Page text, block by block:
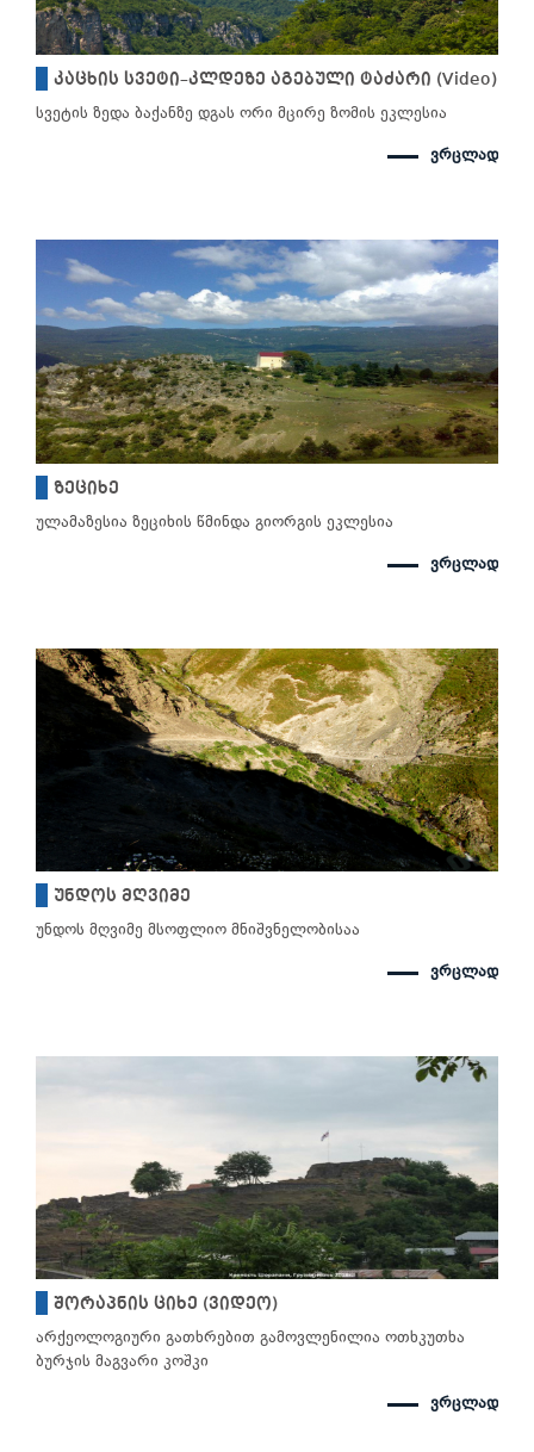
კაცხის სვეტი–კლდეზე აგებული ტაძარი (Video)
სვეტის ზედა ბაქანზე დგას ორი მცირე ზომის ეკლესია
ვრცლად
ზეციხე
ულამაზესია ზეციხის წმინდა გიორგის ეკლესია
ვრცლად
უნდოს მღვიმე
უნდოს მღვიმე მსოფლიო მნიშვნელობისაა
ვრცლად
შორაპნის ციხე (ვიდეო)
არქეოლოგიური გათხრებით გამოვლენილია ოთხკუთხა
ბურჯის მაგვარი კოშკი
ვრცლად